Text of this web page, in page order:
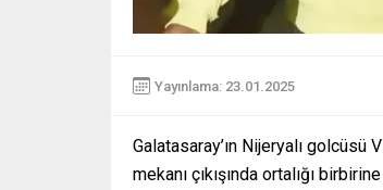
Yayınlama: 23.01.2025
Galatasaray’ın Nijeryalı
mekanı çıkışında ortalığı